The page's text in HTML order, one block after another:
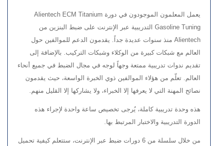
يعمل المعلمون الموجودون في دورة Alientech ECM Titanium
Gasoline Tuning التدريبية عبر الإنترنت على ضبط البنزين من
Alientech منذ سنوات عديدة جداً. يقدمون الدعم للموالفين حول
العالم مع شبكات كبيرة من الوكلاء وشبكات التركيب. بالإضافة إلى
تقديم ندوات تدريبية ممتعة وجهاً لوجه في مجال الضبط في جميع أنحاء
العالم. تعلّم من هؤلاء الموالفين ذوي الخبرة الواسعة، حيث يقدمون
نصائح المهنة التي لا يعرفها إلا الخبراء، ولا يشاركها إلا القليل منهم.
هذه وحدة تدريبية كاملة، يُرجى تخصيص ساعة واحدة لإجراء هذه
الدورة التدريبية والاختبار المرتبط بها.
من خلال سلسلة من 6 دورات ضبط عبر الإنترنت، ستتعلم كيفية تحميل